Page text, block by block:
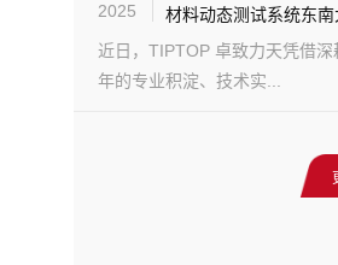
2025
材料动态测试系统东
近日，TIPTOP 卓致力天凭借
年的专业积淀、技术实...